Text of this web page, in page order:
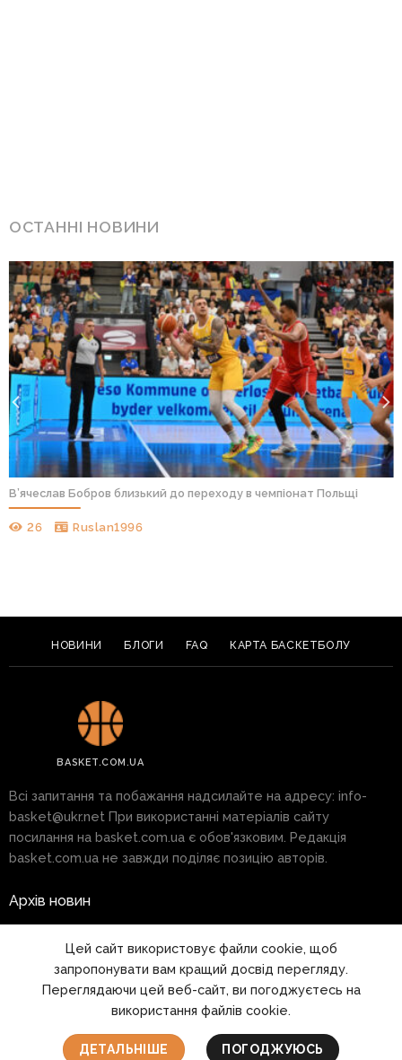
ОСТАННІ НОВИНИ
В’ячеслав Бобров близький до переходу в чемпіонат Польщі
26 Ruslan1996
НОВИНИ БЛОГИ FAQ КАРТА БАСКЕТБОЛУ
BASKET.COM.UA
Всі запитання та побажання надсилайте на адресу: info-
basket@ukr.net При використанні матеріалів сайту
посилання на basket.com.ua є обов'язковим. Редакція
basket.com.ua не завжди поділяє позицію авторів.
Архів новин
Правила
1999 - 2026 © www.basket.com.ua
Цей сайт використовує файли cookie, щоб
запропонувати вам кращий досвід перегляду.
Переглядаючи цей веб-сайт, ви погоджуєтесь на
використання файлів cookie.
ДЕТАЛЬНІШЕ ПОГОДЖУЮСЬ